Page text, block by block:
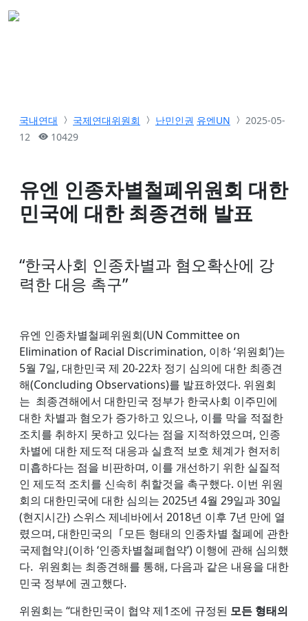
국내연대 국제연대위원회 난민인권 유엔UN
2025-05-
12
10429
유엔 인종차별철폐위원회 대한
민국에 대한 최종견해 발표
“한국사회 인종차별과 혐오확산에 강
력한 대응 촉구”
유엔 인종차별철폐위원회(UN Committee on
Elimination of Racial Discrimination, 이하 ‘위원회’)는
5월 7일, 대한민국 제 20-22차 정기 심의에 대한 최종견
해(Concluding Observations)를 발표하였다. 위원회
는 최종견해에서 대한민국 정부가 한국사회 이주민에
대한 차별과 혐오가 증가하고 있으나, 이를 막을 적절한
조치를 취하지 못하고 있다는 점을 지적하였으며, 인종
차별에 대한 제도적 대응과 실효적 보호 체계가 현저히
미흡하다는 점을 비판하며, 이를 개선하기 위한 실질적
인 제도적 조치를 신속히 취할것을 촉구했다. 이번 위원
회의 대한민국에 대한 심의는 2025년 4월 29일과 30일
(현지시간) 스위스 제네바에서 2018년 이후 7년 만에 열
렸으며, 대한민국의 ｢모든 형태의 인종차별 철폐에 관한
국제협약｣(이하 ‘인종차별철폐협약’) 이행에 관해 심의했
다. 위원회는 최종견해를 통해, 다음과 같은 내용을 대한
민국 정부에 권고했다.
위원회는 “대한민국이 협약 제1조에 규정된 모든 형태의